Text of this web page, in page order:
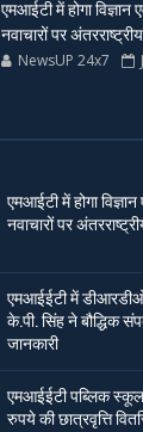
एमआईटी में होगा विज्ञान
नवाचारों पर
NewsUP 24x7
एमआईटी में होगा
नवाचारों पर
एमआईईटी में
के.पी. सिंह ने बौद्धिक
जानकारी
एमआईईटी पब्लिक
रुपये की छात्रवृत्ति